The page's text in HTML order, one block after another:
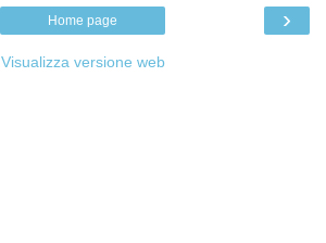
›
Home page
Visualizza versione web